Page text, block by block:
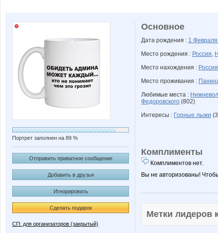
Портрет заполнен на 89 %
Отправить приватное сообщение
Добавить в друзья
Игнорировать
Сделать подарок
СП: для организаторов (закрытый)
Основное
Дата рождения : 1
Место рождения : Россия,
Место нахождения : Россия
Место проживания :
Любимые места :
Федоровского (802)
Интересы : Горные лыжи
Комплименты
Комплиментов нет.
Вы не авторизованы!
Метки